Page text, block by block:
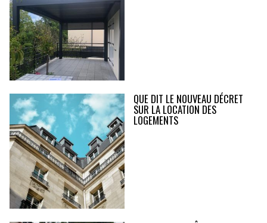
QUE DIT LE NOUVEAU DÉCRET
SUR LA LOCATION DES
LOGEMENTS